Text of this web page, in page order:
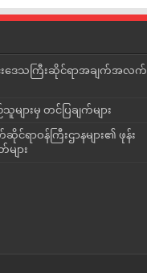
ဒေသကြီးဆိုင်ရာအချက်အလက်
သူများမှ တင်ပြချက်များ
င်ရာဝန်ကြီးဌာနများ၏ ဖုန်း
များ